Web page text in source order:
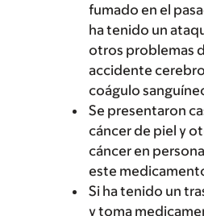
fumado en el
ha tenido un
otros problemas
accidente
coágulo
Se presentaron
cáncer de piel y
cáncer en
este
Si ha tenido un
y toma